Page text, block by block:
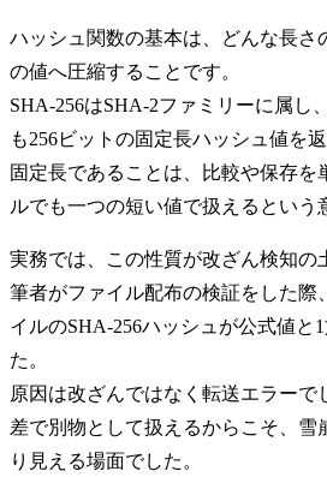
ハッシュ関数の基本は、どんな長さ
の値へ圧縮することです。
SHA-256はSHA-2ファミリーに属し
も256ビットの固定長ハッシュ値を返
固定長であることは、比較や保存を
ルでも一つの短い値で扱えるという
実務では、この性質が改ざん検知の
筆者がファイル配布の検証をした際
イルのSHA-256ハッシュが公式値と
た。
原因は改ざんではなく転送エラーで
差で別物として扱えるからこそ、雪
り見える場面でした。